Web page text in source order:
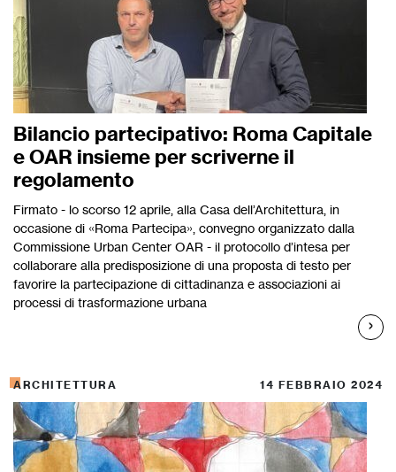
Bilancio partecipativo: Roma Capitale
e OAR insieme per scriverne il
regolamento
Firmato - lo scorso 12 aprile, alla Casa dell’Architettura, in
occasione di «Roma Partecipa», convegno organizzato dalla
Commissione Urban Center OAR - il protocollo d’intesa per
collaborare alla predisposizione di una proposta di testo per
favorire la partecipazione di cittadinanza e associazioni ai
processi di trasformazione urbana
ARCHITETTURA 14 FEBBRAIO 2024